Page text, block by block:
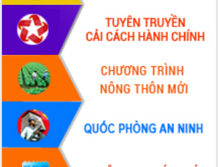
HĐND tỉnh thông qua điều chỉnh Quy
hoạch tỉnh thời kỳ 2021-2030
Hội thảo góp ý hồ sơ điều chỉnh quy
hoạch tỉnh Đắk Lắk thời kỳ 2021-2030,
tầm nhìn đến năm 2050
Nâng cao hiệu quả hoạt động của các
doanh nghiệp nhà nước
Hội nghị triển khai kết nối mạng
truyền số liệu chuyên dùng phục vụ cơ
quan Đảng, Nhà nước
Lễ phát động chuỗi hoạt động chung
tay làm sạch môi trường
Xã Ea Kar bước chuyển mình trong
công tác cải cách hành chính mô hình